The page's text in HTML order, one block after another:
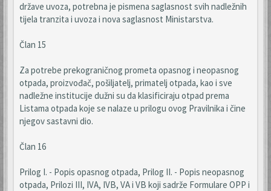
države uvoza, potrebna je pismena saglasnost svih nadležnih
tijela tranzita i uvoza i nova saglasnost Ministarstva.
Član 15
Za potrebe prekograničnog prometa opasnog i neopasnog
otpada, proizvođač, pošiljatelj, primatelj otpada, kao i sve
nadležne institucije dužni su da klasificiraju otpad prema
Listama otpada koje se nalaze u prilogu ovog Pravilnika i čine
njegov sastavni dio.
Član 16
Prilog I. - Popis opasnog otpada, Prilog II. - Popis neopasnog
otpada, Prilozi III, IVA, IVB, VA i VB koji sadrže Formulare OPP i